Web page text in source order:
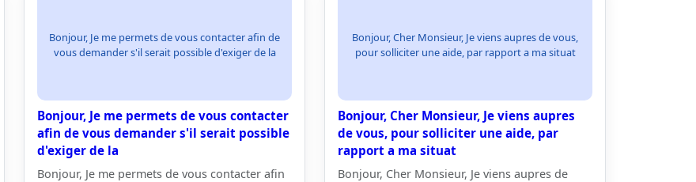
Bonjour, Je me permets de vous contacter afin de
vous demander s'il serait possible d'exiger de la
Bonjour, Je me permets de vous contacter
afin de vous demander s'il serait possible
d'exiger de la
Bonjour, Je me permets de vous contacter afin
Bonjour, Cher Monsieur, Je viens aupres de vous,
pour solliciter une aide, par rapport a ma situat
Bonjour, Cher Monsieur, Je viens aupres
de vous, pour solliciter une aide, par
rapport a ma situat
Bonjour, Cher Monsieur, Je viens aupres de